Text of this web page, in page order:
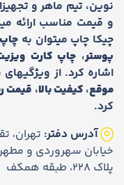
نوین، تیم ماهر و
و قیمت مناسب ارائه
چیکا چاپ میتوان به
پوستر،چاپ کارت
اشاره کرد. از
موقع،کیفیت بالا، قیمت
کرد.
آدرس دفتر: تهران،
خیابان سهروردی و
پلاک 228، طبقه همکف